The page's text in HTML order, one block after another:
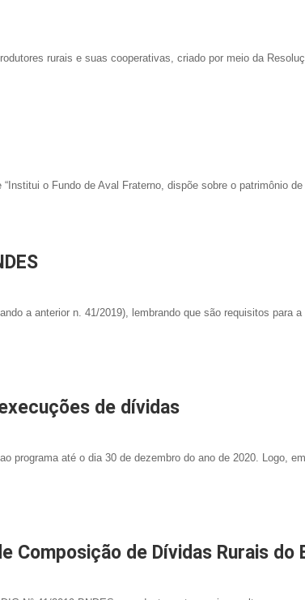
rurais e suas cooperativas, criado por meio da
o Fundo de Aval Fraterno, dispõe sobre o patrimônio
a anterior n. 41/2019), lembrando que são requisitos para
de dívidas
programa até o dia 30 de dezembro do ano de 2020. Logo,
Composição de Dívidas Rurais do